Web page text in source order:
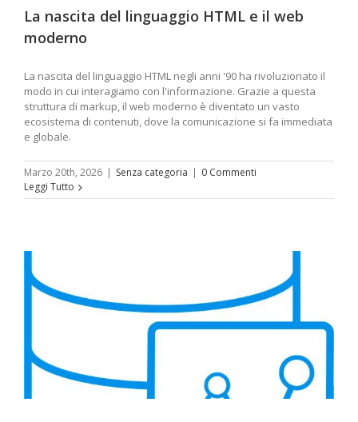
La nascita del linguaggio HTML e il web
moderno
La nascita del linguaggio HTML negli anni '90 ha rivoluzionato il
modo in cui interagiamo con l'informazione. Grazie a questa
struttura di markup, il web moderno è diventato un vasto
ecosistema di contenuti, dove la comunicazione si fa immediata
e globale.
Marzo 20th, 2026 | Senza categoria | 0 Commenti
Leggi Tutto